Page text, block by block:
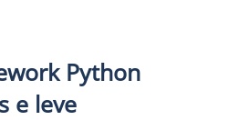
Python
e leve